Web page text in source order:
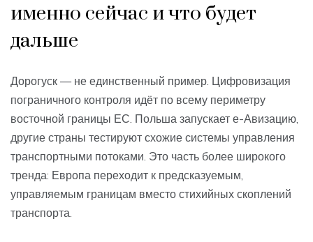
именно сейчас и что будет
дальше
Дорогуск — не единственный пример. Цифровизация
пограничного контроля идёт по всему периметру
восточной границы ЕС. Польша запускает е-Авизацию,
другие страны тестируют схожие системы управления
транспортными потоками. Это часть более широкого
тренда: Европа переходит к предсказуемым,
управляемым границам вместо стихийных скоплений
транспорта.